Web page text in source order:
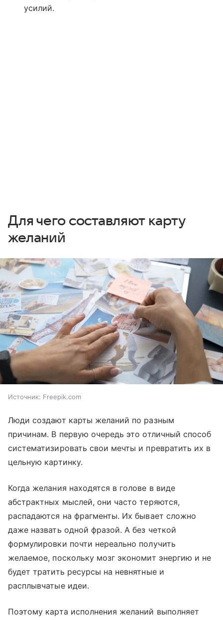
усилий.
Для чего составляют карту
желаний
Источник: Freepik.com
Люди создают карты желаний по разным
причинам. В первую очередь это отличный способ
систематизировать свои мечты и превратить их в
цельную картинку.
Когда желания находятся в голове в виде
абстрактных мыслей, они часто теряются,
распадаются на фрагменты. Их бывает сложно
даже назвать одной фразой. А без четкой
формулировки почти нереально получить
желаемое, поскольку мозг экономит энергию и не
будет тратить ресурсы на невнятные и
расплывчатые идеи.
Поэтому карта исполнения желаний выполняет